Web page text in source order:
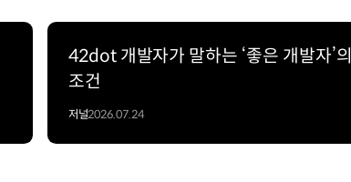
42dot 개발자가 말하는 ‘좋은 개발자’의
조건
저널2026.07.24